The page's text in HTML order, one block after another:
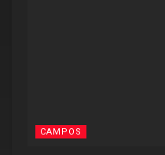
CAMPOS